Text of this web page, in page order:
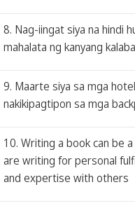
8. Nag-iingat siya na hindi
mahalata ng kanyang
9. Maarte siya sa mga
nakikipagtipon sa mga
10. Writing a book can be
are writing for personal
and expertise with others